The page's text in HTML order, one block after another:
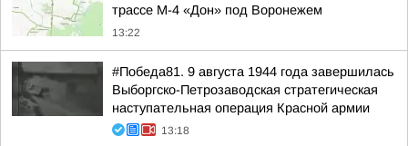
трассе М-4 «Дон» под Воронежем
13:22
#Победа81. 9 августа 1944 года завершилась
Выборгско-Петрозаводская стратегическая
наступательная операция Красной армии
13:18